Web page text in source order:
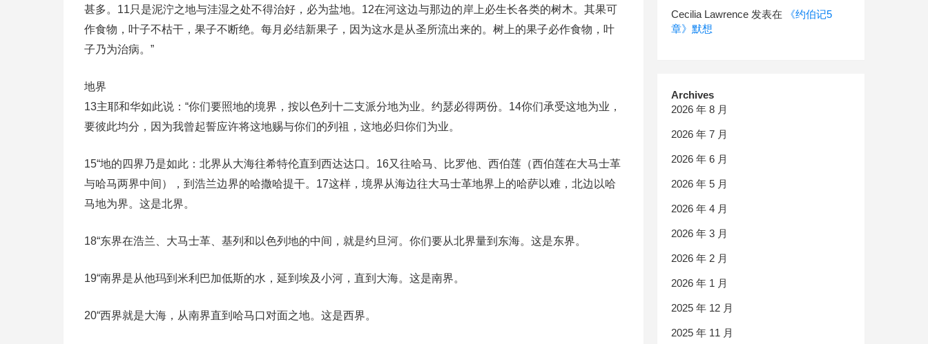
甚多。11只是泥泞之地与洼湿之处不得治好，必为盐地。12在河这边与那边的岸上必生长各类的树木。其果可
作食物，叶子不枯干，果子不断绝。每月必结新果子，因为这水是从圣所流出来的。树上的果子必作食物，叶
子乃为治病。”
地界
13主耶和华如此说：“你们要照地的境界，按以色列十二支派分地为业。约瑟必得两份。14你们承受这地为业，
要彼此均分，因为我曾起誓应许将这地赐与你们的列祖，这地必归你们为业。
15“地的四界乃是如此：北界从大海往希特伦直到西达达口。16又往哈马、比罗他、西伯莲（西伯莲在大马士革
与哈马两界中间），到浩兰边界的哈撒哈提干。17这样，境界从海边往大马士革地界上的哈萨以难，北边以哈
马地为界。这是北界。
18“东界在浩兰、大马士革、基列和以色列地的中间，就是约旦河。你们要从北界量到东海。这是东界。
19“南界是从他玛到米利巴加低斯的水，延到埃及小河，直到大海。这是南界。
20“西界就是大海，从南界直到哈马口对面之地。这是西界。
Cecilia Lawrence 发表在
《约伯记5
章》默想
Archives
2026 年 8 月
2026 年 7 月
2026 年 6 月
2026 年 5 月
2026 年 4 月
2026 年 3 月
2026 年 2 月
2026 年 1 月
2025 年 12 月
2025 年 11 月